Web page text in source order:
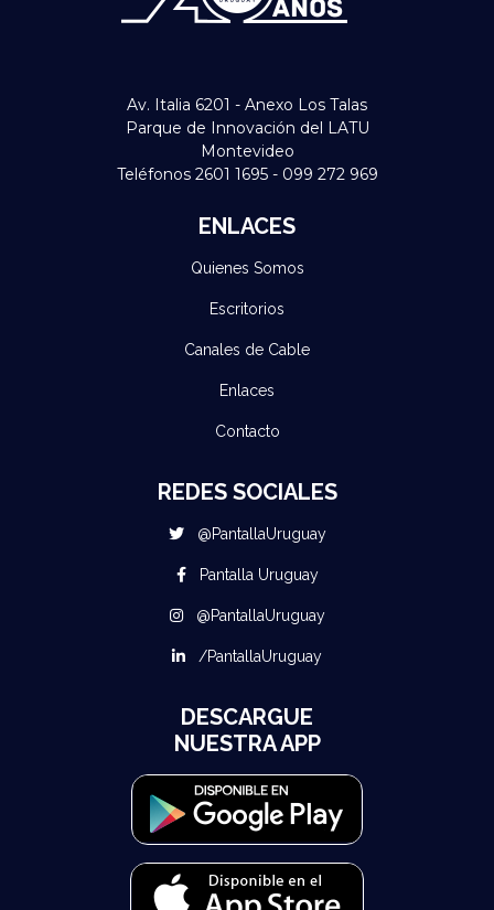
Av. Italia 6201 - Anexo Los Talas
Parque de Innovación del LATU
Montevideo
Teléfonos 2601 1695 - 099 272 969
ENLACES
Quienes Somos
Escritorios
Canales de Cable
Enlaces
Contacto
REDES SOCIALES
@PantallaUruguay
Pantalla Uruguay
@PantallaUruguay
/PantallaUruguay
DESCARGUE
NUESTRA APP